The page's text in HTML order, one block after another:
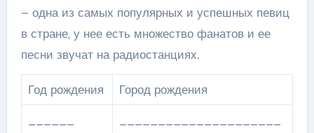
– одна из самых популярных и успешных певиц
в стране, у нее есть множество фанатов и ее
песни звучат на радиостанциях.
Год рождения
Город рождения